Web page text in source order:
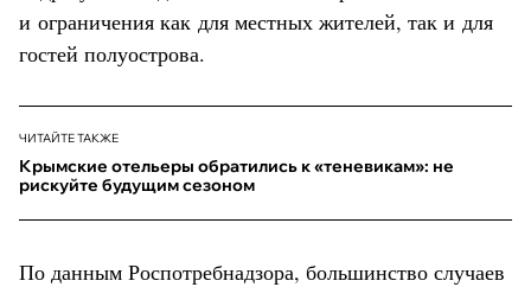
и ограничения как для местных жителей, так и для
гостей полуострова.
ЧИТАЙТЕ ТАКЖЕ
Крымские отельеры обратились к «теневикам»: не
рискуйте будущим сезоном
По данным Роспотребнадзора, большинство случаев